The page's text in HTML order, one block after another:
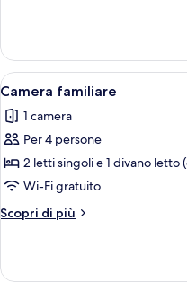
1
camera
da
vista
giardino
Apri
tutte
le
foto
per
Camera
familiare
3
Camera familiare
1 camera
Per 4 persone
2 letti singoli e 1 divano letto
Wi-Fi gratuito
Scopri di più
Altri
familiare